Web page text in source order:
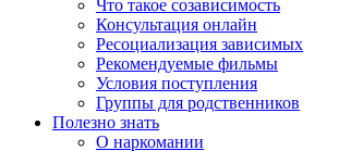
Что такое созависимость
Консультация онлайн
Ресоциализация зависимых
Рекомендуемые фильмы
Условия поступления
Группы для родственников
Полезно знать
О наркомании